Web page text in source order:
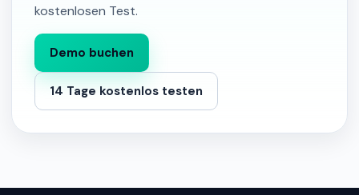
kostenlosen Test.
Demo buchen
14 Tage kostenlos testen